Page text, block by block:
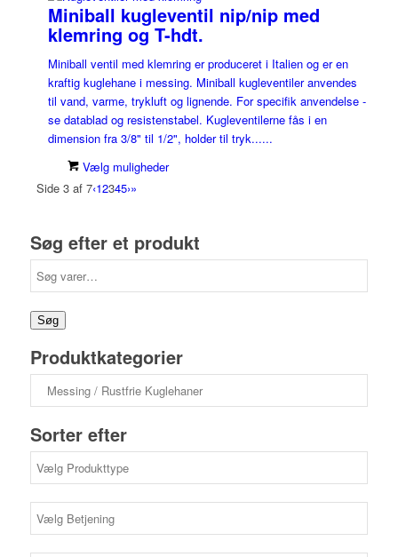
Miniball kugleventil nip/nip med
klemring og T-hdt.
Miniball ventil med klemring er produceret i Italien og er en
kraftig kuglehane i messing. Miniball kugleventiler anvendes
til vand, varme, trykluft og lignende. For specifik anvendelse -
se datablad og resistenstabel. Kugleventilerne fås i en
dimension fra 3/8" til 1/2", holder til tryk......
Vælg muligheder
Side 3 af 7‹12345›»
Søg efter et produkt
efter:
Søg
Produktkategorier
Sorter efter